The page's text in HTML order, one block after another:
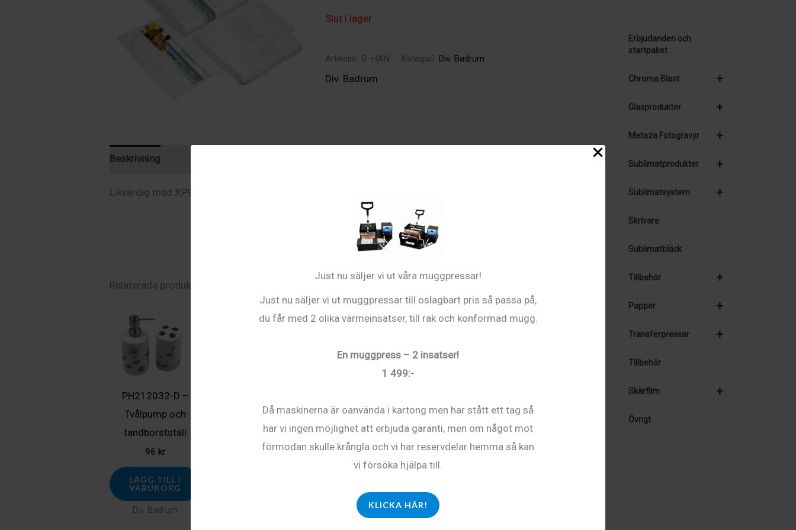
Just nu säljer vi ut våra muggpressar!
Just nu säljer vi ut muggpressar till oslagbart pris så passa på,
du får med 2 olika värmeinsatser, till rak och konformad mugg.
En muggpress – 2 insatser!
1 499:-
Då maskinerna är oanvända i kartong men har stått ett tag så
har vi ingen möjlighet att erbjuda garanti, men om något mot
förmodan skulle krångla och vi har reservdelar hemma så kan
vi försöka hjälpa till.
KLICKA HÄR!
Slut i lager
Artikelnr: G-HAN Kategori: Div. Badrum
Div. Badrum
Beskrivning
Likvärdig med XP9076.
Relaterade produkter
PH212032-D –
Tvålpump och
tandborstställ
96 kr
LÄGG TILL I
VARUKORG
Div. Badrum
Erbjudanden och
startpaket
+
Chroma Blast
+
Glasprodukter
+
Metaza Fotogravyr
+
Sublimatprodukter
+
Sublimatsystem
Skrivare
Sublimatbläck
+
Tillbehör
+
Papper
+
Transferpressar
Tillbehör
+
Skärfilm
Övrigt